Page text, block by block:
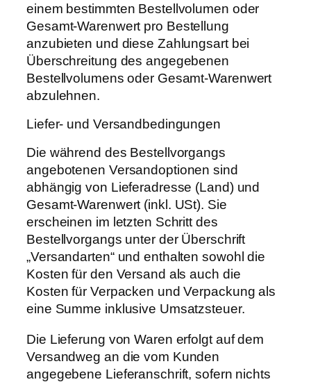
einem bestimmten Bestellvolumen oder
Gesamt-Warenwert pro Bestellung
anzubieten und diese Zahlungsart bei
Überschreitung des angegebenen
Bestellvolumens oder Gesamt-Warenwert
abzulehnen.
Liefer- und Versandbedingungen
Die während des Bestellvorgangs
angebotenen Versandoptionen sind
abhängig von Lieferadresse (Land) und
Gesamt-Warenwert (inkl. USt). Sie
erscheinen im letzten Schritt des
Bestellvorgangs unter der Überschrift
„Versandarten“ und enthalten sowohl die
Kosten für den Versand als auch die
Kosten für Verpacken und Verpackung als
eine Summe inklusive Umsatzsteuer.
Die Lieferung von Waren erfolgt auf dem
Versandweg an die vom Kunden
angegebene Lieferanschrift, sofern nichts